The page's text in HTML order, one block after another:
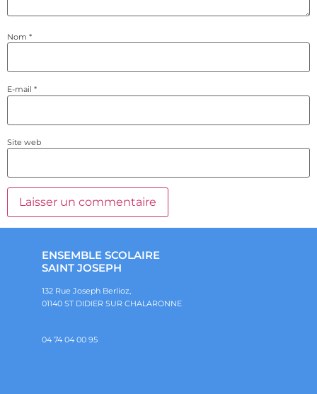
Nom *
E-mail *
Site web
ENSEMBLE SCOLAIRE
SAINT JOSEPH
132 Rue Joseph Berlioz,
01140 ST DIDIER SUR CHALARONNE
04 74 04 00 95